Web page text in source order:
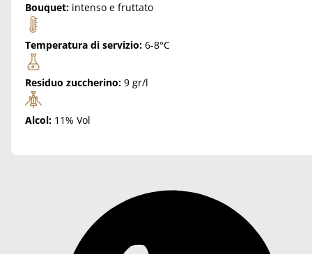
Bouquet: intenso e fruttato
Temperatura di servizio: 6-8°C
Residuo zuccherino: 9 gr/l
Alcol: 11% Vol